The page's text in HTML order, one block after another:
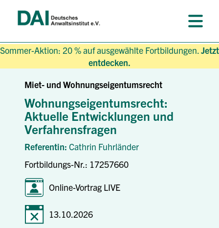
Sommer-Aktion: 20 % auf ausgewählte Fortbildungen.Jetzt
entdecken.
Miet- und Wohnungseigentumsrecht
Wohnungseigentumsrecht:
Aktuelle Entwicklungen und
Verfahrensfragen
Referentin: Cathrin Fuhrländer
Fortbildungs-Nr.: 17257660
Online-Vortrag LIVE
13.10.2026